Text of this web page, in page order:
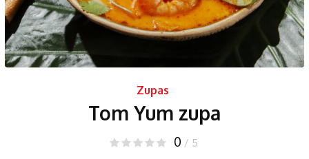
Zupas
Tom Yum zupa
0 / 5